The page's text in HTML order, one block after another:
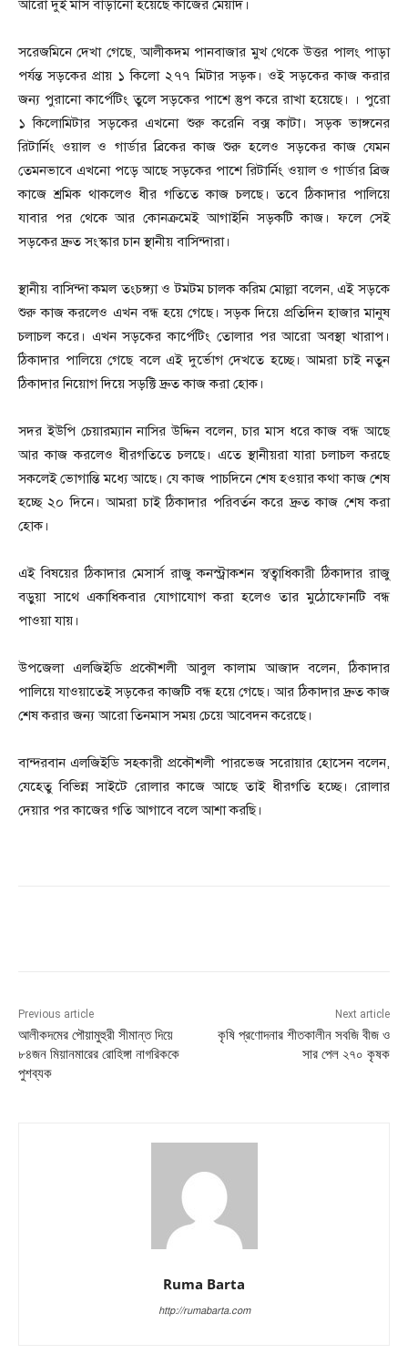
আরো দুই মাস বাড়ানো হয়েছে কাজের মেয়াদ।
সরেজমিনে দেখা গেছে, আলীকদম পানবাজার মুখ থেকে উত্তর পালং পাড়া
পর্যন্ত সড়কের প্রায় ১ কিলো ২৭৭ মিটার সড়ক। ওই সড়কের কাজ করার
জন্য পুরানো কার্পেটিং তুলে সড়কের পাশে স্তুপ করে রাখা হয়েছে। । পুরো
১ কিলোমিটার সড়কের এখনো শুরু করেনি বক্স কাটা। সড়ক ভাঙ্গনের
রিটার্নিং ওয়াল ও গার্ডার ব্রিকের কাজ শুরু হলেও সড়কের কাজ যেমন
তেমনভাবে এখনো পড়ে আছে সড়কের পাশে রিটার্নিং ওয়াল ও গার্ডার ব্রিজ
কাজে শ্রমিক থাকলেও ধীর গতিতে কাজ চলছে। তবে ঠিকাদার পালিয়ে
যাবার পর থেকে আর কোনক্রমেই আগাইনি সড়কটি কাজ। ফলে সেই
সড়কের দ্রুত সংস্কার চান স্থানীয় বাসিন্দারা।
স্থানীয় বাসিন্দা কমল তংচঙ্গ্যা ও টমটম চালক করিম মোল্লা বলেন, এই সড়কে
শুরু কাজ করলেও এখন বন্ধ হয়ে গেছে। সড়ক দিয়ে প্রতিদিন হাজার মানুষ
চলাচল করে। এখন সড়কের কার্পেটিং তোলার পর আরো অবস্থা খারাপ।
ঠিকাদার পালিয়ে গেছে বলে এই দুর্ভোগ দেখতে হচ্ছে। আমরা চাই নতুন
ঠিকাদার নিয়োগ দিয়ে সড়ক্টি দ্রুত কাজ করা হোক।
সদর ইউপি চেয়ারম্যান নাসির উদ্দিন বলেন, চার মাস ধরে কাজ বন্ধ আছে
আর কাজ করলেও ধীরগতিতে চলছে। এতে স্থানীয়রা যারা চলাচল করছে
সকলেই ভোগান্তি মধ্যে আছে। যে কাজ পাচদিনে শেষ হওয়ার কথা কাজ শেষ
হচ্ছে ২০ দিনে। আমরা চাই ঠিকাদার পরিবর্তন করে দ্রুত কাজ শেষ করা
হোক।
এই বিষয়ের ঠিকাদার মেসার্স রাজু কনস্ট্রাকশন স্বত্বাধিকারী ঠিকাদার রাজু
বড়ুয়া সাথে একাধিকবার যোগাযোগ করা হলেও তার মুঠোফোনটি বন্ধ
পাওয়া যায়।
উপজেলা এলজিইডি প্রকৌশলী আবুল কালাম আজাদ বলেন, ঠিকাদার
পালিয়ে যাওয়াতেই সড়কের কাজটি বন্ধ হয়ে গেছে। আর ঠিকাদার দ্রুত কাজ
শেষ করার জন্য আরো তিনমাস সময় চেয়ে আবেদন করেছে।
বান্দরবান এলজিইডি সহকারী প্রকৌশলী পারভেজ সরোয়ার হোসেন বলেন,
যেহেতু বিভিন্ন সাইটে রোলার কাজে আছে তাই ধীরগতি হচ্ছে। রোলার
দেয়ার পর কাজের গতি আগাবে বলে আশা করছি।
Previous article
আলীকদমের পৌয়ামুহুরী সীমান্ত দিয়ে
৮৪জন মিয়ানমারের রোহিঙ্গা নাগরিককে
পুশব্যক
Next article
কৃষি প্রণোদনার শীতকালীন সবজি বীজ ও
সার পেল ২৭০ কৃষক
Ruma Barta
http://rumabarta.com